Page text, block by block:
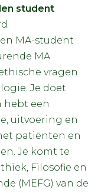
student
MA-student
MA
vragen
Je doet
hebt een
uitvoering en
patiënten en
Je komt te
Filosofie en
(MEFG) van de